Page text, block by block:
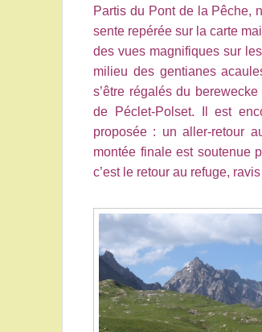
Partis du Pont de la Pêche,
sente repérée sur la carte
des vues magnifiques sur
milieu des gentianes
s’être régalés du
de Péclet-Polset. Il est
proposée : un aller-retour
montée finale est soutenue
c’est le retour au refuge,